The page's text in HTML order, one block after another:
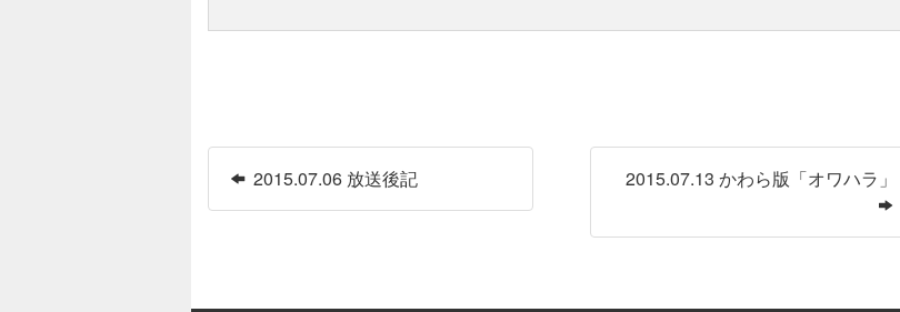
2015.07.06 放送後記 2015.07.13 かわら版「オワハラ」